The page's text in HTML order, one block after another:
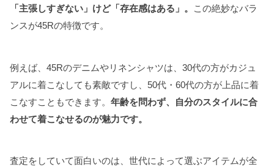
「主張しすぎない」けど「存在感はある」。
この絶妙なバラ
ンスが45Rの特徴です。
例えば、45Rのデニムやリネンシャツは、30代の方がカジュ
アルに着こなしても素敵ですし、50代・60代の方が上品に着
こなすこともできます。 年齢を問わず、自分のスタイルに合
わせて着こなせるのが魅力です。
査定をしていて面白いのは、世代によって選ぶアイテムが全